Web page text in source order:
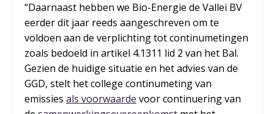
“Daarnaast hebben we Bio-Energie de Vallei BV
eerder dit jaar reeds aangeschreven om te
voldoen aan de verplichting tot continumetingen
zoals bedoeld in artikel 4.1311 lid 2 van het Bal.
Gezien de huidige situatie en het advies van de
GGD, stelt het college continumeting van
emissies als voorwaarde voor continuering van